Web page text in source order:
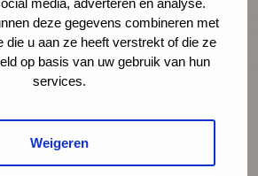
media, adverteren en analyse.
deze gegevens combineren met
die u aan ze heeft verstrekt of die ze
op basis van uw gebruik van hun
services.
Weigeren
in actie tijdens de Week
de Week tegen
2018